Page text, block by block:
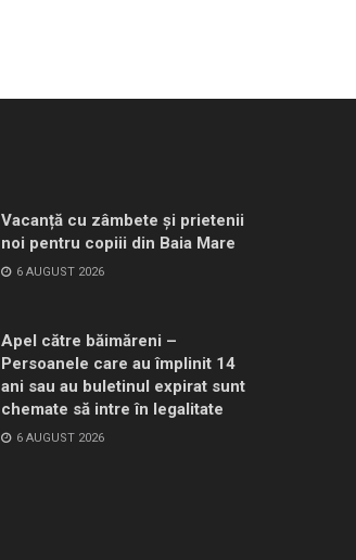
Vacanță cu zâmbete și prietenii
noi pentru copiii din Baia Mare
6 AUGUST 2026
Apel către băimăreni –
Persoanele care au împlinit 14
ani sau au buletinul expirat sunt
chemate să intre în legalitate
6 AUGUST 2026